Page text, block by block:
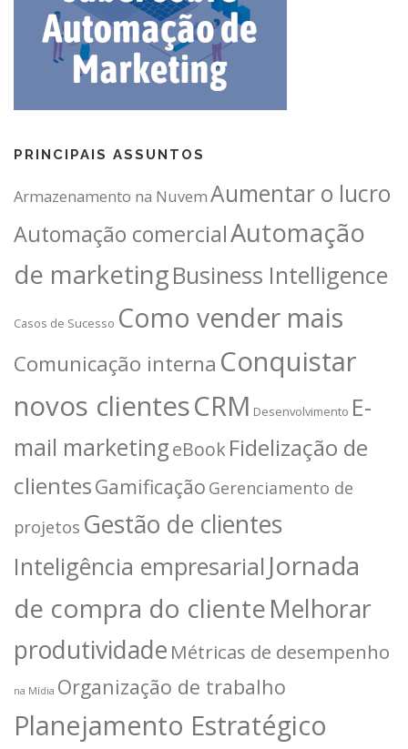
PRINCIPAIS ASSUNTOS
Armazenamento na NuvemAumentar o lucro
Automação comercialAutomação
de marketingBusiness Intelligence
Casos de Sucesso Como vender mais
Comunicação interna Conquistar
novos clientesCRM Desenvolvimento E-
mail marketingeBookFidelização de
clientesGamificação Gerenciamento de
projetos Gestão de clientes
Inteligência empresarial Jornada
de compra do clienteMelhorar
produtividade Métricas de desempenho
na Mídia Organização de trabalho
Planejamento Estratégico